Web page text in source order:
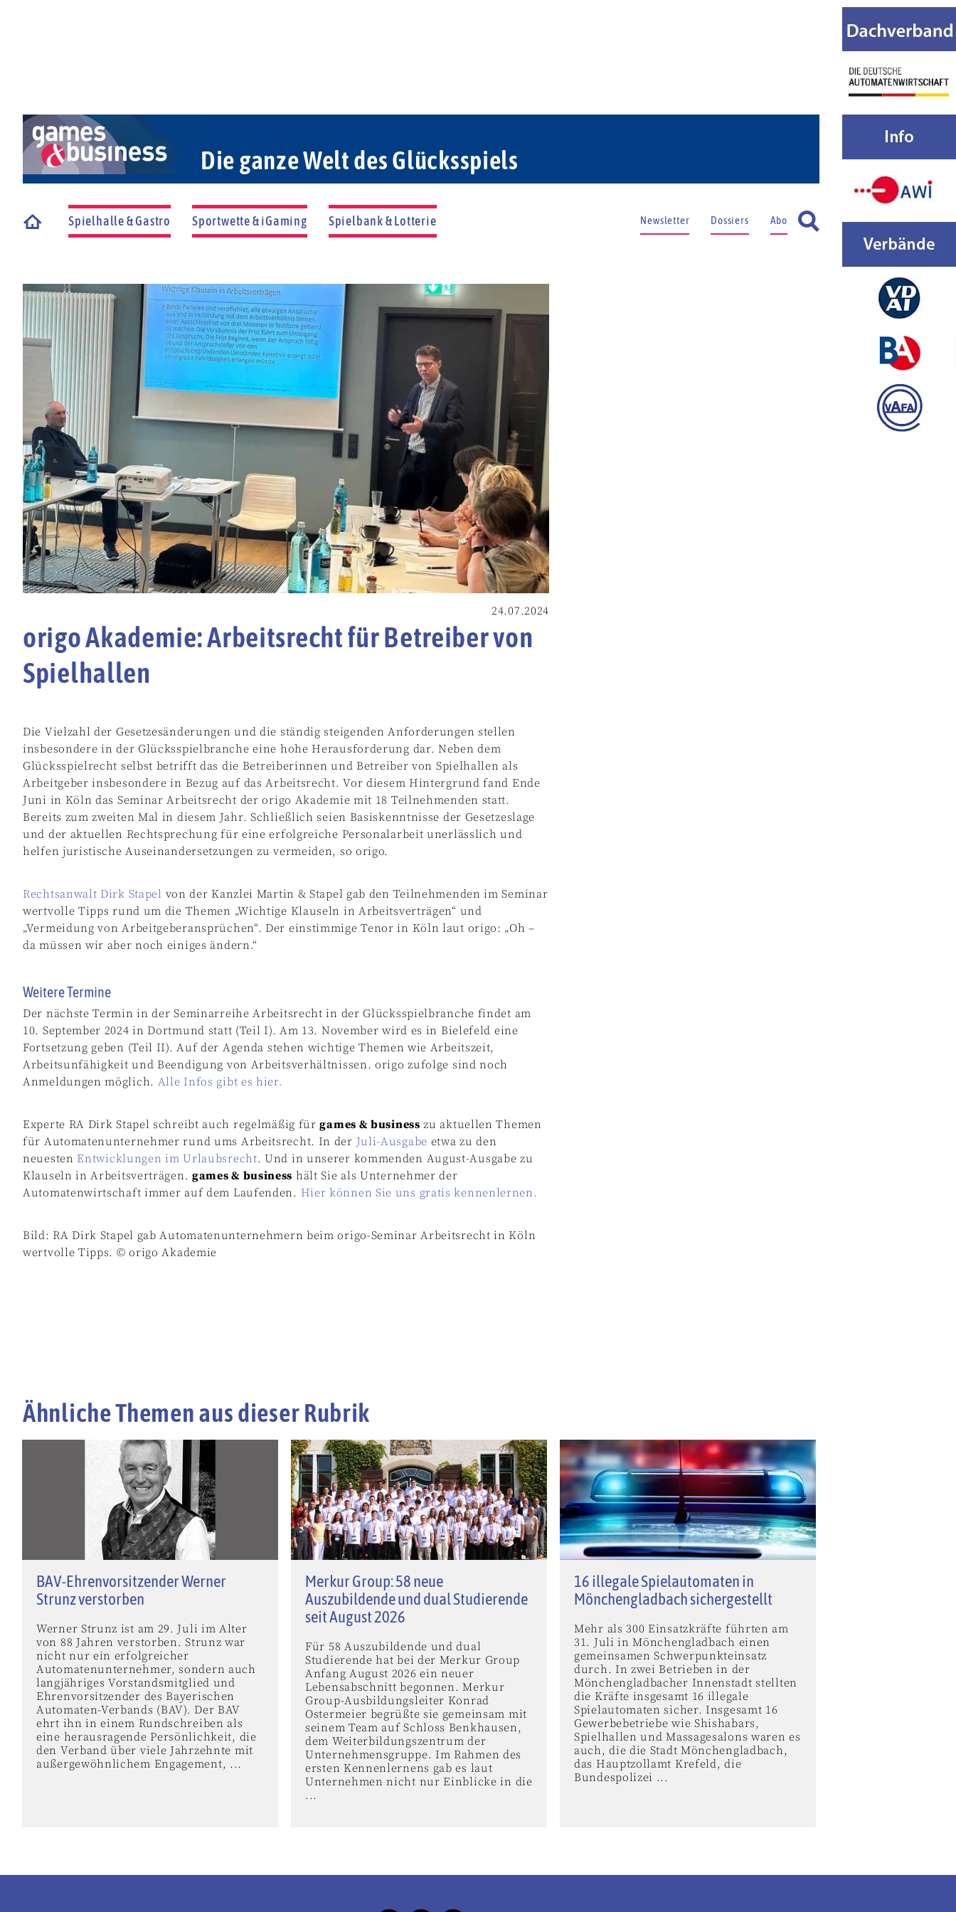
Die ganze Welt des Glücksspiels
Spielhalle & Gastro Sportwette & iGaming Spielbank & Lotterie Newsletter Dossiers Abo
24.07.2024
origo Akademie: Arbeitsrecht für Betreiber von
Spielhallen
Die Vielzahl der Gesetzesänderungen und die ständig steigenden Anforderungen stellen
insbesondere in der Glücksspielbranche eine hohe Herausforderung dar. Neben dem
Glücksspielrecht selbst betrifft das die Betreiberinnen und Betreiber von Spielhallen als
Arbeitgeber insbesondere in Bezug auf das Arbeitsrecht. Vor diesem Hintergrund fand Ende
Juni in Köln das Seminar Arbeitsrecht der origo Akademie mit 18 Teilnehmenden statt.
Bereits zum zweiten Mal in diesem Jahr. Schließlich seien Basiskenntnisse der Gesetzeslage
und der aktuellen Rechtsprechung für eine erfolgreiche Personalarbeit unerlässlich und
helfen juristische Auseinandersetzungen zu vermeiden, so origo.
Rechtsanwalt Dirk Stapel von der Kanzlei Martin & Stapel gab den Teilnehmenden im Seminar
wertvolle Tipps rund um die Themen „Wichtige Klauseln in Arbeitsverträgen“ und
„Vermeidung von Arbeitgeberansprüchen“. Der einstimmige Tenor in Köln laut origo: „Oh –
da müssen wir aber noch einiges ändern.“
Weitere Termine
Der nächste Termin in der Seminarreihe Arbeitsrecht in der Glücksspielbranche findet am
10. September 2024 in Dortmund statt (Teil I). Am 13. November wird es in Bielefeld eine
Fortsetzung geben (Teil II). Auf der Agenda stehen wichtige Themen wie Arbeitszeit,
Arbeitsunfähigkeit und Beendigung von Arbeitsverhältnissen. origo zufolge sind noch
Anmeldungen möglich. Alle Infos gibt es hier.
Experte RA Dirk Stapel schreibt auch regelmäßig fürgames & business zu aktuellen Themen
für Automatenunternehmer rund ums Arbeitsrecht. In der Juli-Ausgabe etwa zu den
neuesten Entwicklungen im Urlaubsrecht. Und in unserer kommenden August-Ausgabe zu
Klauseln in Arbeitsverträgen. games & business hält Sie als Unternehmer der
Automatenwirtschaft immer auf dem Laufenden. Hier können Sie uns gratis kennenlernen.
Bild: RA Dirk Stapel gab Automatenunternehmern beim origo-Seminar Arbeitsrecht in Köln
wertvolle Tipps. © origo Akademie
Ähnliche Themen aus dieser Rubrik
BAV-Ehrenvorsitzender Werner
Strunz verstorben
Werner Strunz ist am 29. Juli im Alter
von 88 Jahren verstorben. Strunz war
nicht nur ein erfolgreicher
Automatenunternehmer, sondern auch
langjähriges Vorstandsmitglied und
Ehrenvorsitzender des Bayerischen
Automaten-Verbands (BAV). Der BAV
ehrt ihn in einem Rundschreiben als
eine herausragende Persönlichkeit, die
den Verband über viele Jahrzehnte mit
außergewöhnlichem Engagement, ...
Merkur Group: 58 neue
Auszubildende und dual Studierende
seit August 2026
Für 58 Auszubildende und dual
Studierende hat bei der Merkur Group
Anfang August 2026 ein neuer
Lebensabschnitt begonnen. Merkur
Group-Ausbildungsleiter Konrad
Ostermeier begrüßte sie gemeinsam mit
seinem Team auf Schloss Benkhausen,
dem Weiterbildungszentrum der
Unternehmensgruppe. Im Rahmen des
ersten Kennenlernens gab es laut
Unternehmen nicht nur Einblicke in die
...
16 illegale Spielautomaten in
Mönchengladbach sichergestellt
Mehr als 300 Einsatzkräfte führten am
31. Juli in Mönchengladbach einen
gemeinsamen Schwerpunkteinsatz
durch. In zwei Betrieben in der
Mönchengladbacher Innenstadt stellten
die Kräfte insgesamt 16 illegale
Spielautomaten sicher. Insgesamt 16
Gewerbebetriebe wie Shishabars,
Spielhallen und Massagesalons waren es
auch, die die Stadt Mönchengladbach,
das Hauptzollamt Krefeld, die
Bundespolizei ...